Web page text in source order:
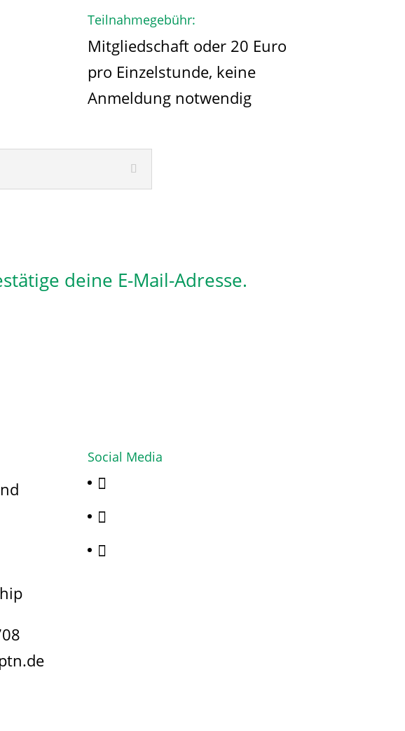
Teilnahmegebühr:
Mitgliedschaft oder 20 Euro
pro Einzelstunde, keine
Anmeldung notwendig
deine E-Mail-Adresse.
Social Media


